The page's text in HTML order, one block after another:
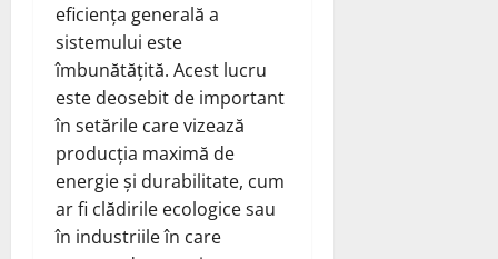
eficiența generală a
sistemului este
îmbunătățită. Acest lucru
este deosebit de important
în setările care vizează
producția maximă de
energie și durabilitate, cum
ar fi clădirile ecologice sau
în industriile în care